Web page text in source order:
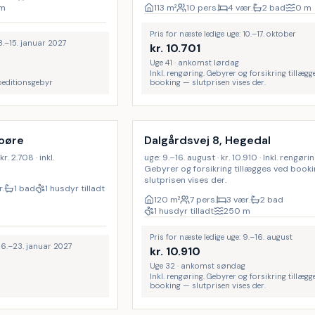
januar 2027
113 m² 10 pers. 4 vær. 2 bad 0 m
Pris for næste ledige uge: 10.–17. oktober
kr. 10.701
Uge 41 · ankomst lørdag
Inkl. rengøring. Gebyrer og forsikring
booking — slutprisen vises der.
2.708 · inkl.
1 bad 1 husdyr tilladt
januar 2027
Inkl. rengøring
Dalgårdsvej 8, Hegedal
uge: 9.–16. august · kr. 10.910 · Inkl.
Gebyrer og forsikring tillægges ved
slutprisen vises der.
120 m² 7 pers. 3 vær.
2 bad
1 husdyr tilladt
250 m
Pris for næste ledige uge: 9.–16. august
kr. 10.910
Uge 32 · ankomst søndag
Inkl. rengøring. Gebyrer og forsikring
booking — slutprisen vises der.
Inkl. rengøring